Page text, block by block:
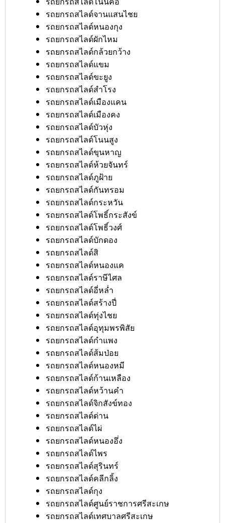
รถยกรถสไลด์จานแสนไชย
รถยกรถสไลด์หนองกุง
รถยกรถสไลด์ผักไหม
รถยกรถสไลด์กล้วยกว้าง
รถยกรถสไลด์แขม
รถยกรถสไลด์ขะยูง
รถยกรถสไลด์สำโรง
รถยกรถสไลด์เมืองแคน
รถยกรถสไลด์เมืองคง
รถยกรถสไลด์บัวหุ่ง
รถยกรถสไลด์โนนสูง
รถยกรถสไลด์ขุนหาญ
รถยกรถสไลด์ห้วยจันทร์
รถยกรถสไลด์ภูฝ้าย
รถยกรถสไลด์กันทรอม
รถยกรถสไลด์กระหวัน
รถยกรถสไลด์โพธิ์กระสังข์
รถยกรถสไลด์โพธิ์วงศ์
รถยกรถสไลด์บักดอง
รถยกรถสไลด์สิ
รถยกรถสไลด์หนองแค
รถยกรถสไลด์ราษีไศล
รถยกรถสไลด์อี่หล่ำ
รถยกรถสไลด์สร้างปี่
รถยกรถสไลด์ทุ่งไชย
รถยกรถสไลด์อุทุมพรพิสัย
รถยกรถสไลด์กำแพง
รถยกรถสไลด์ส้มป่อย
รถยกรถสไลด์หนองหมี
รถยกรถสไลด์ก้านเหลือง
รถยกรถสไลด์หว้านคำ
รถยกรถสไลด์จิกสังข์ทอง
รถยกรถสไลด์ด่าน
รถยกรถสไลด์ไผ่
รถยกรถสไลด์หนองอึ่ง
รถยกรถสไลด์ไพร
รถยกรถสไลด์สุรินทร์
รถยกรถสไลด์คลีกลิ้ง
รถยกรถสไลด์กุง
รถยกรถสไลด์ศูนย์ราชการศรีสะเกษ
รถยกรถสไลด์เทศบาลศรีสะเกษ